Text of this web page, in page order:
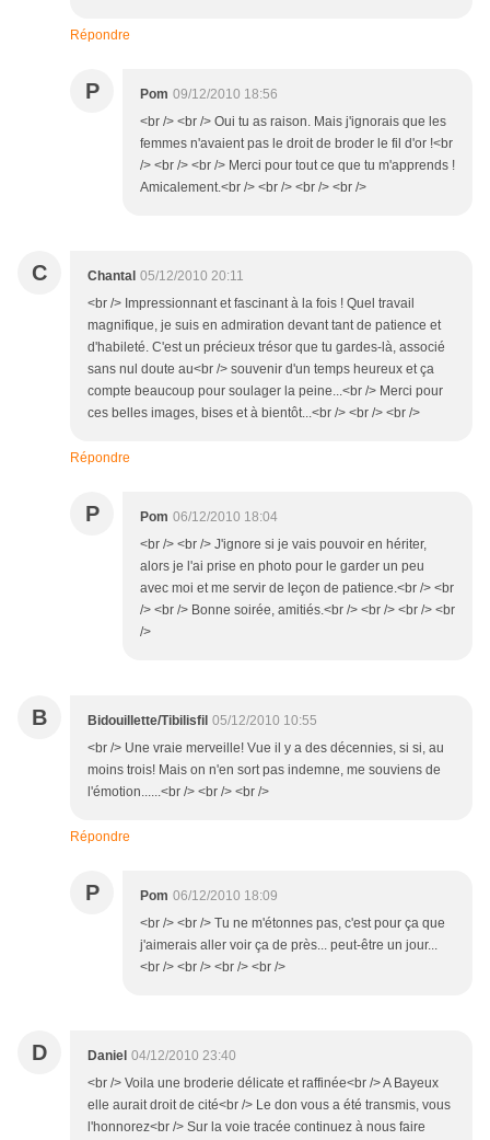
Répondre
P Pom 09/12/2010 18:56
<br /> <br /> Oui tu as raison. Mais j'ignorais que les
femmes n'avaient pas le droit de broder le fil d'or !<br
/> <br /> <br /> Merci pour tout ce que tu m'apprends !
Amicalement.<br /> <br /> <br /> <br />
C Chantal 05/12/2010 20:11
<br /> Impressionnant et fascinant à la fois ! Quel travail
magnifique, je suis en admiration devant tant de patience et
d'habileté. C'est un précieux trésor que tu gardes-là, associé
sans nul doute au<br /> souvenir d'un temps heureux et ça
compte beaucoup pour soulager la peine...<br /> Merci pour
ces belles images, bises et à bientôt...<br /> <br /> <br />
Répondre
P Pom 06/12/2010 18:04
<br /> <br /> J'ignore si je vais pouvoir en hériter,
alors je l'ai prise en photo pour le garder un peu
avec moi et me servir de leçon de patience.<br /> <br
/> <br /> Bonne soirée, amitiés.<br /> <br /> <br /> <br
/>
B Bidouillette/Tibilisfil 05/12/2010 10:55
<br /> Une vraie merveille! Vue il y a des décennies, si si, au
moins trois! Mais on n'en sort pas indemne, me souviens de
l'émotion......<br /> <br /> <br />
Répondre
P Pom 06/12/2010 18:09
<br /> <br /> Tu ne m'étonnes pas, c'est pour ça que
j'aimerais aller voir ça de près... peut-être un jour...
<br /> <br /> <br /> <br />
D Daniel 04/12/2010 23:40
<br /> Voila une broderie délicate et raffinée<br /> A Bayeux
elle aurait droit de cité<br /> Le don vous a été transmis, vous
l'honnorez<br /> Sur la voie tracée continuez à nous faire